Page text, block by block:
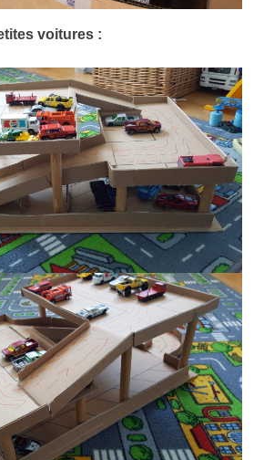
voitures :